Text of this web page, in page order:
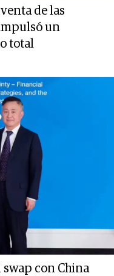
de las
un
total
con China